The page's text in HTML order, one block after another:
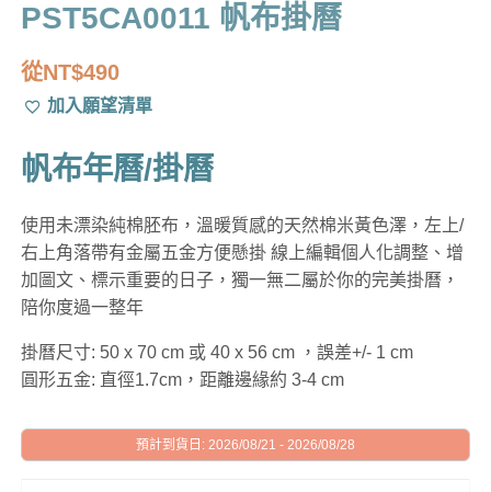
PST5CA0011 帆布掛曆
從NT$490
加入願望清單
帆布年曆/掛曆
使用未漂染純棉胚布，溫暖質感的天然棉米黃色澤，左上/
右上角落帶有金屬五金方便懸掛 線上編輯個人化調整、增
加圖文、標示重要的日子，獨一無二屬於你的完美掛曆，
陪你度過一整年
掛曆尺寸: 50 x 70 cm 或 40 x 56 cm ，誤差+/- 1 cm
圓形五金: 直徑1.7cm，距離邊緣約 3-4 cm
預計到貨日: 2026/08/21 - 2026/08/28